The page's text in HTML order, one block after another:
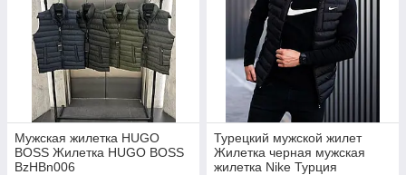
Мужская жилетка HUGO
BOSS Жилетка HUGO BOSS
BzHBn006
Турецкий мужской жилет
Жилетка черная мужская
жилетка Nike Турция